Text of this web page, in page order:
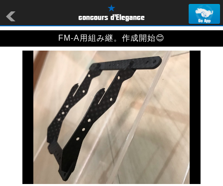
FM-A用組み継。作成開始😊